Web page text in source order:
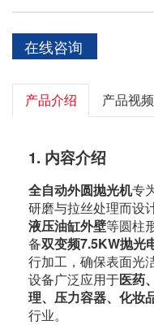
在线咨询
产品介绍 产品视频
1. 内容介绍
全自动外圆抛光机专
研磨与拉丝处理而设
液压油缸外壁等圆柱
备双变频7.5KW抛光
行加工，确保表面光
设备广泛应用于医药
理、压力容器、化妆
行业。